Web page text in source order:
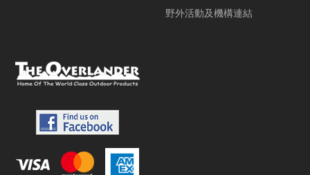
野外活動及機構連結